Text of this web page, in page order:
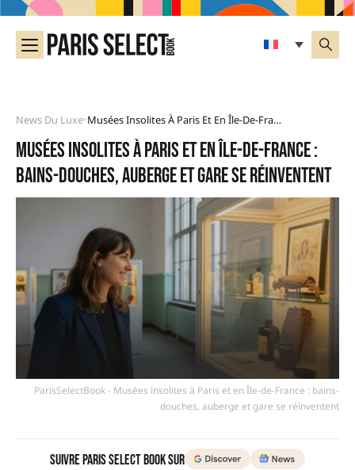
News Du Luxe• Musées Insolites À Paris Et En Île-De-France : Bains-Douches, Auberge Et Gare Se Réinventent
Musées insolites à Paris et en Île-de-France :
bains-douches, auberge et gare se réinventent
ParisSelectBook - Musées insolites à Paris et en Île-de-France : bains-
douches, auberge et gare se réinventent
Suivre Paris Select Book sur